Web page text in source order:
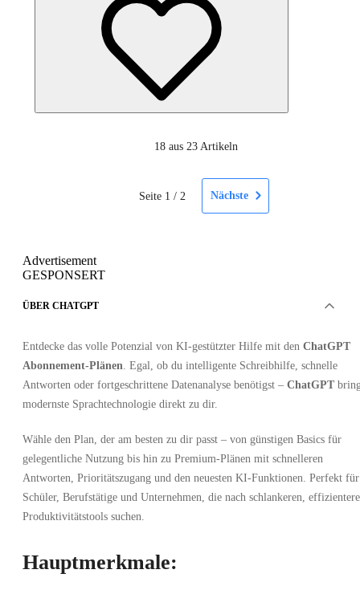
18 aus 23 Artikeln
Seite 1 / 2 Nächste
Advertisement
GESPONSERT
ÜBER CHATGPT
Entdecke das volle Potenzial von KI-gestützter Hilfe mit den ChatGPT
Abonnement-Plänen . Egal, ob du intelligente Schreibhilfe, schnelle
Antworten oder fortgeschrittene Datenanalyse benötigst – ChatGPT
modernste Sprachtechnologie direkt zu dir.
Wähle den Plan, der am besten zu dir passt – von günstigen Basics für
gelegentliche Nutzung bis hin zu Premium-Plänen mit schnelleren
Antworten, Prioritätszugang und den neuesten KI-Funktionen. Perfekt für
Schüler, Berufstätige und Unternehmen, die nach schlankeren,
Produktivitätstools suchen.
Hauptmerkmale: